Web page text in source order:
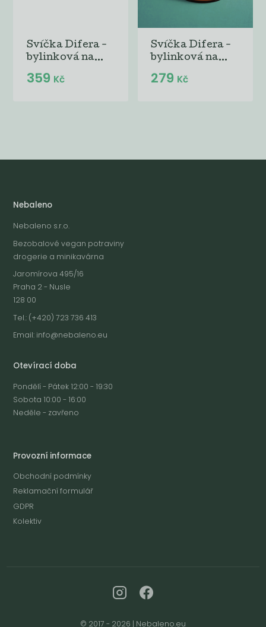
Svíčka Difera -
bylinková na...
359 Kč
Svíčka Difera -
bylinková na...
279 Kč
Nebaleno
Nebaleno s.r.o.
Bezobalové vegan potraviny
drogerie a minikavárna
Jaromírova 495/16
Praha 2 - Nusle
128 00
Tel.: (+420) 723 736 413
Email: info@nebaleno.eu
Otevírací doba
Pondělí - Pátek 12:00 - 19:30
Sobota 10:00 - 16:00
Neděle - zavřeno
Provozní informace
Obchodní podmínky
Reklamační formulář
GDPR
Kolektiv
© 2017 - 2026 | Nebaleno.eu